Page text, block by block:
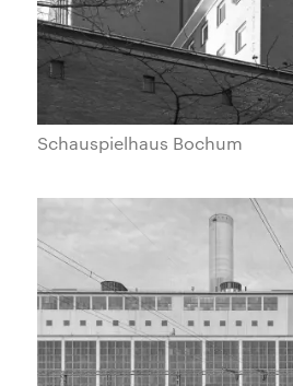
Schauspielhaus Bochum